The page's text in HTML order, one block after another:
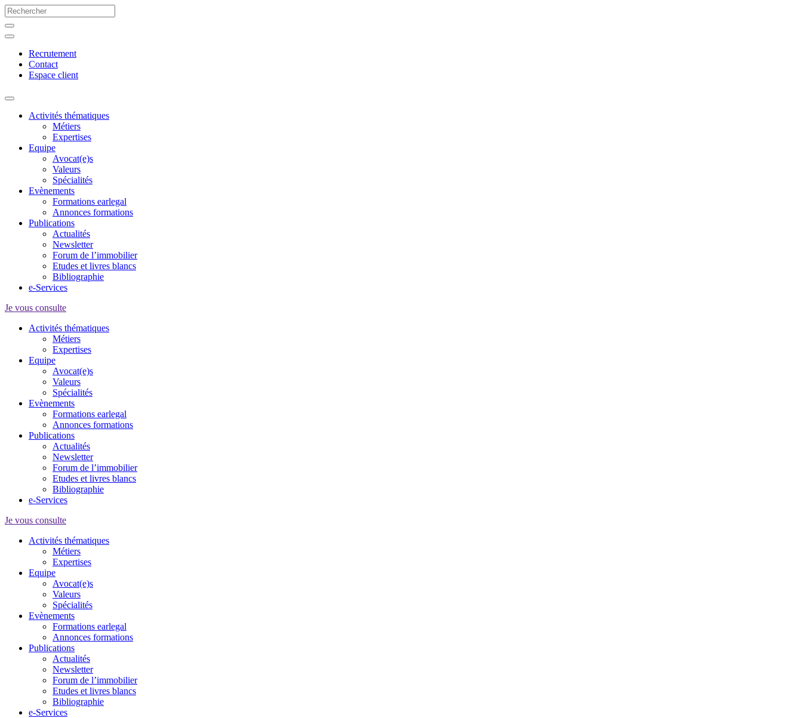
Recrutement
Contact
Espace client
Activités thématiques
Métiers
Expertises
Equipe
Avocat(e)s
Valeurs
Spécialités
Evènements
Formations earlegal
Annonces formations
Publications
Actualités
Newsletter
Forum de l’immobilier
Etudes et livres blancs
Bibliographie
e-Services
Je vous consulte
Activités thématiques
Métiers
Expertises
Equipe
Avocat(e)s
Valeurs
Spécialités
Evènements
Formations earlegal
Annonces formations
Publications
Actualités
Newsletter
Forum de l’immobilier
Etudes et livres blancs
Bibliographie
e-Services
Je vous consulte
Activités thématiques
Métiers
Expertises
Equipe
Avocat(e)s
Valeurs
Spécialités
Evènements
Formations earlegal
Annonces formations
Publications
Actualités
Newsletter
Forum de l’immobilier
Etudes et livres blancs
Bibliographie
e-Services